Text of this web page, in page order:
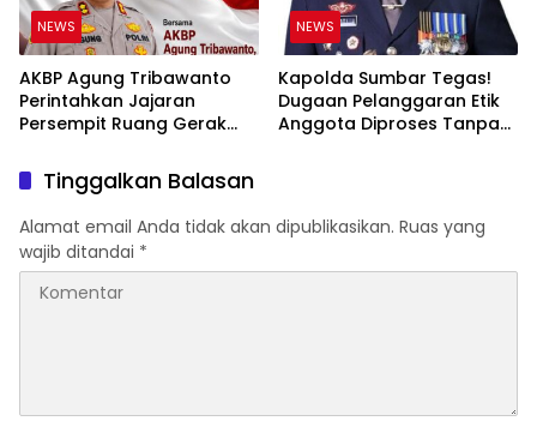
NEWS
AKBP Agung Tribawanto
Perintahkan Jajaran
Persempit Ruang Gerak
Pasaman Barat
NEWS
Kapolda Sumbar Tegas!
Dugaan Pelanggaran Etik
Anggota Diproses Tanpa
Tinggalkan Balasan
Alamat email Anda tidak akan dipublikasikan. Ruas yang
wajib ditandai *